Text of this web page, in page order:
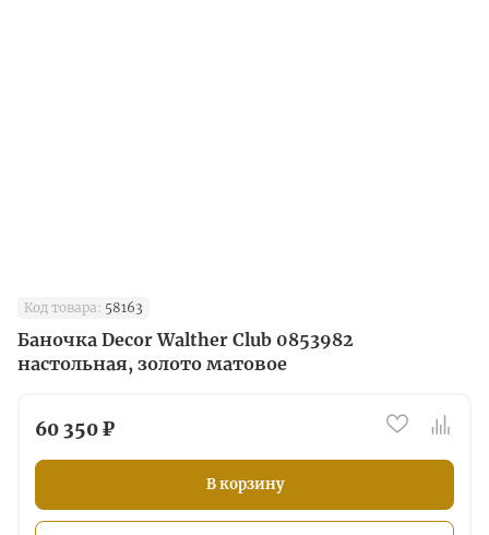
Код товара: 58163
Баночка Decor Walther Club 0853982
настольная, золото матовое
60 350 ₽
В корзину